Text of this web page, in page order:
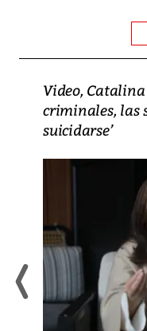
Video, Catalina
criminales, las
suicidarse’